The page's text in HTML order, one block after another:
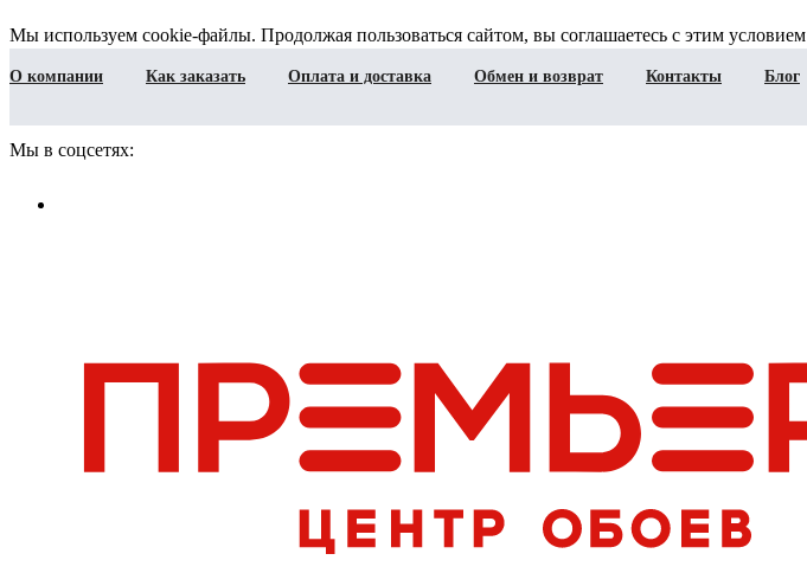
Мы используем cookie-файлы. Продолжая пользоваться сайтом, вы соглашаетесь с этим условием
О компании Как заказать Оплата и доставка Обмен и возврат Контакты
Блог
Мы в соцсетях: